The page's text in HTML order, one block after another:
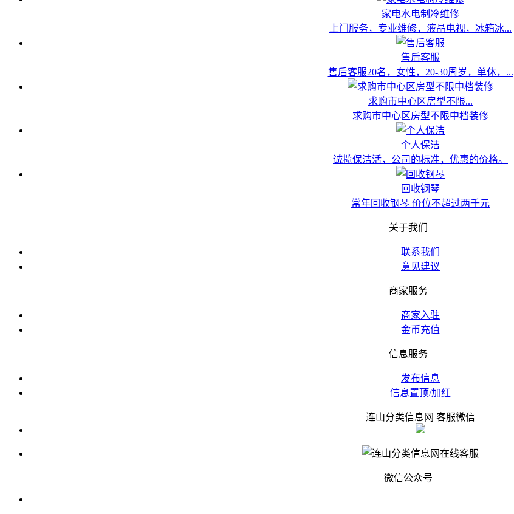
家电水电制冷维修
上门服务，专业维修，液晶电视，冰箱冰...
售后客服
售后客服20名，女性，20-30周岁，单休，...
求购市中心区房型不限...
求购市中心区房型不限中档装修
个人保洁
诚揽保洁活，公司的标准，优惠的价格。
回收钢琴
常年回收钢琴 价位不超过两千元
关于我们
联系我们
意见建议
商家服务
商家入驻
金币充值
信息服务
发布信息
信息置顶/加红
连山分类信息网 客服微信
微信公众号